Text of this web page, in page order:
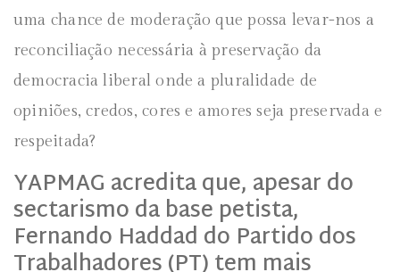
uma chance de moderação que possa levar-nos a
reconciliação necessária à preservação da
democracia liberal onde a pluralidade de
opiniões, credos, cores e amores seja preservada e
respeitada?
YAPMAG acredita que, apesar do
sectarismo da base petista,
Fernando Haddad do Partido dos